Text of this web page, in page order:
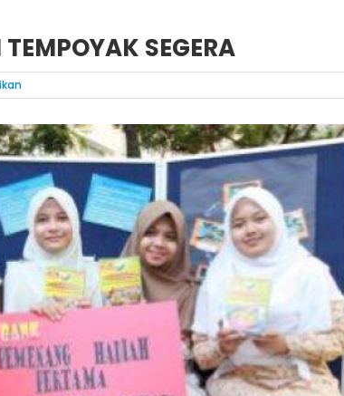
SEGERA